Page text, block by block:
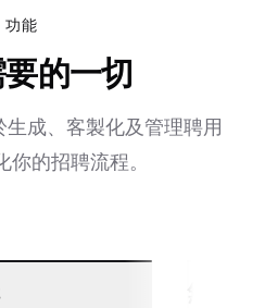
功能
的一切
成、客製化及管理聘用
你的招聘流程。